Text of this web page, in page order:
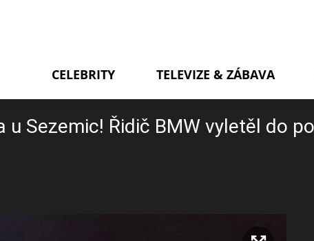
CELEBRITY TELEVIZE & ZÁBAVA
u Sezemic! Řidič BMW vyletěl do